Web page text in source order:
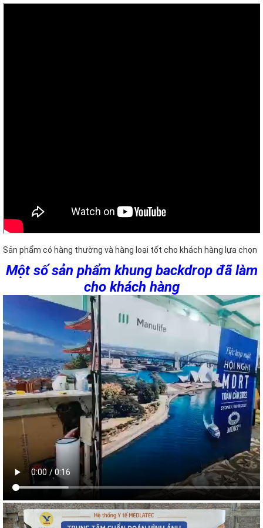
Sản phẩm có hàng thường và hàng loại tốt cho khách hàng lựa chọn
Một số sản phẩm khung backdrop đã làm
cho khách hàng